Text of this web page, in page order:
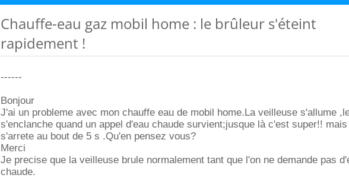
Chauffe-eau gaz mobil home : le brûleur s'éteint
rapidement !
------
Bonjour
J'ai un probleme avec mon chauffe eau de mobil home.La veilleuse s'allume
s'enclanche quand un appel d'eau chaude survient;jusque là c'est super!!
s'arrete au bout de 5 s .Qu'en pensez vous?
Merci
Je precise que la veilleuse brule normalement tant que l'on ne demande pas
chaude.